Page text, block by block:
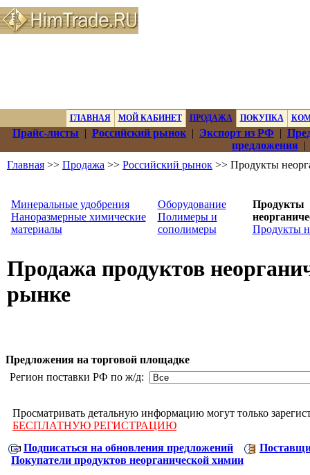
ГЛАВНАЯ МОЙ КАБИНЕТ ПРОДАЖА ПОКУПКА
Прайс-листы | Российский рынок | Экспорт из РФ |
предложения
Главная >> Продажа >> Российский рынок >> Продукты
Минеральные удобрения
Наноразмерные химические
материалы
Оборудование
Полимеры и
сополимеры
Продукты
Продукты
Продажа продуктов
рынке
Предложения на торговой площадке
Регион поставки РФ по ж/д:
Просматривать детальную информацию могут только
БЕСПЛАТНУЮ РЕГИСТРАЦИЮ
Подписаться на обновления предложений
Покупатели продуктов неорганической химии